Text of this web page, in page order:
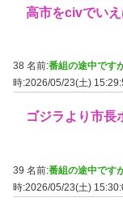
高市をcivでいえ
38 名前:番組の途中です
時:2026/05/23(土)
ゴジラより市長
39 名前:番組の途中です
時:2026/05/23(土)